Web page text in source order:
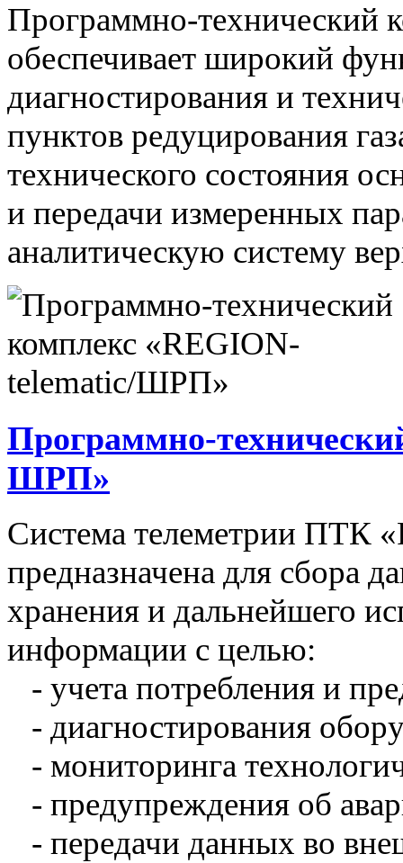
Программно-технический
обеспечивает широкий
диагностирования и
пунктов редуцирования
технического состояния
и передачи измеренных
аналитическую систему
Программно-
ШРП»
Система телеметрии ПТК
предназначена для сбора
хранения и дальнейшего
информации с целью:
- учета потребления и
- диагностирования
- мониторинга
- предупреждения об
- передачи данных во